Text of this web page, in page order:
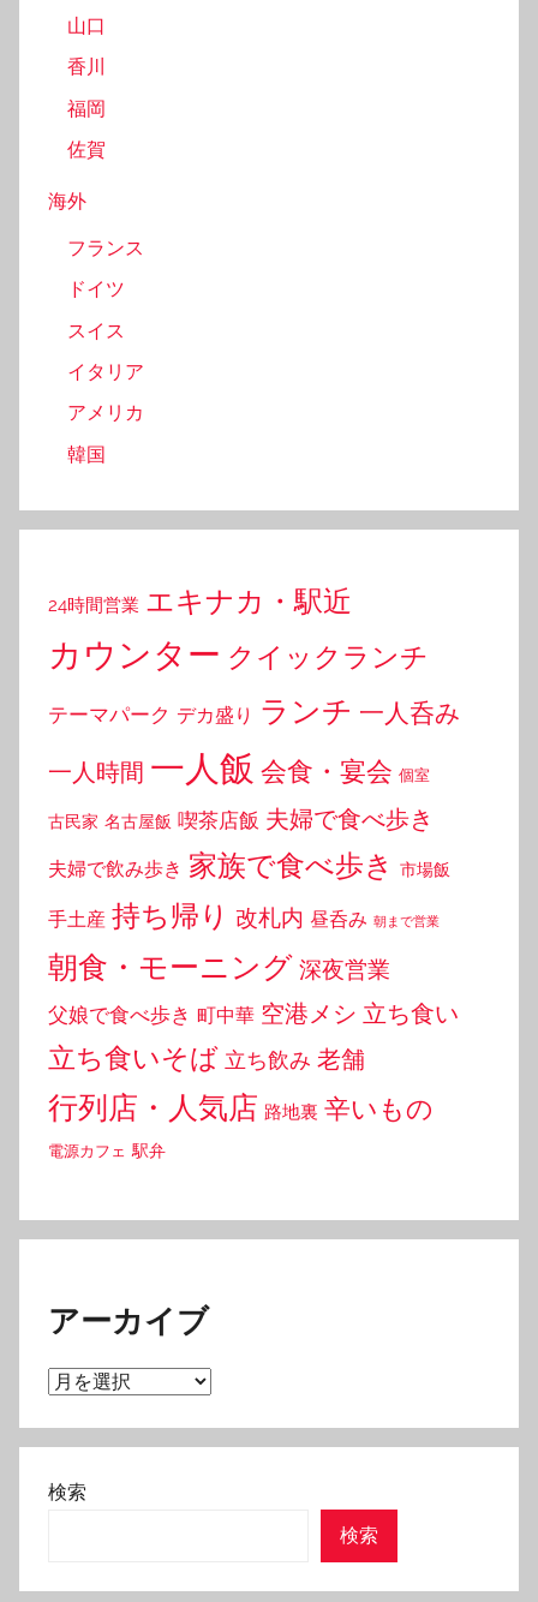
山口
香川
福岡
佐賀
海外
フランス
ドイツ
スイス
イタリア
アメリカ
韓国
24時間営業 エキナカ・駅近
カウンター クイックランチ
テーマパーク デカ盛り ランチ 一人呑み
一人時間 一人飯 会食・宴会 個室
古民家 名古屋飯 喫茶店飯 夫婦で食べ歩き
夫婦で飲み歩き 家族で食べ歩き 市場飯
手土産 持ち帰り 改札内 昼呑み 朝まで営業
朝食・モーニング 深夜営業
父娘で食べ歩き 町中華 空港メシ 立ち食い
立ち食いそば 立ち飲み 老舗
行列店・人気店 路地裏 辛いもの
電源カフェ 駅弁
アーカイブ
ア
カ
イ
検索
検索